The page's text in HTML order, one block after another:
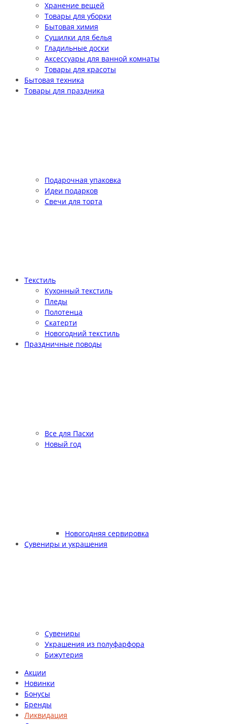
Хранение вещей
Товары для уборки
Бытовая химия
Сушилки для белья
Гладильные доски
Аксессуары для ванной комнаты
Товары для красоты
Бытовая техника
Товары для праздника
Подарочная упаковка
Идеи подарков
Свечи для торта
Текстиль
Кухонный текстиль
Пледы
Полотенца
Скатерти
Новогодний текстиль
Праздничные поводы
Все для Пасхи
Новый год
Новогодняя сервировка
Сувениры и украшения
Сувениры
Украшения из полуфарфора
Бижутерия
Акции
Новинки
Бонусы
Бренды
Ликвидация